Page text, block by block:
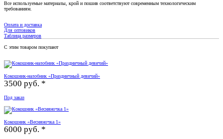
Все используемые материалы, крой и пошив соответствуют современным технологическим
требованиям.
Оплата и доставка
Для оптовиков
Таблица размеров
С этим товаром покупают
Кокошник-налобник «Праздничный девичий»
3500 руб. *
Под заказ
Кокошник «Весняночка 1»
6000 руб. *